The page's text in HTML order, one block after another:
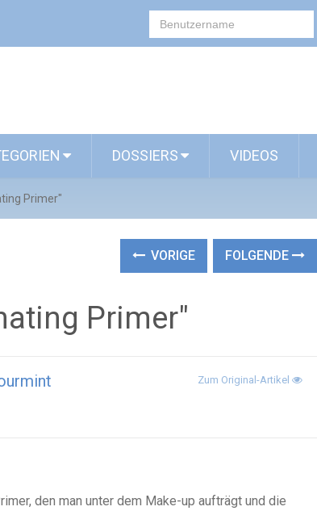
DOSSIERS VIDEOS
Primer"
VORIGE FOLGENDE
Primer"
Zum Original-Artikel
den man unter dem Make-up aufträgt und die